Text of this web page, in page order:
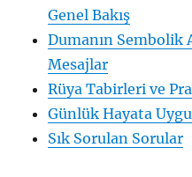
Genel Bakış
Dumanın Sembolik
Mesajlar
Rüya Tabirleri ve
Günlük Hayata
Sık Sorulan Sorular